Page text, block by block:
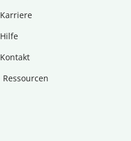
Karriere
Hilfe
Kontakt
Ressourcen